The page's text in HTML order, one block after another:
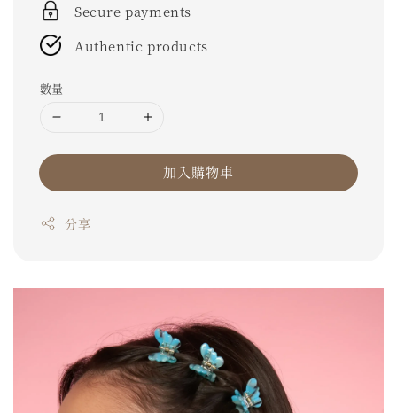
Secure payments
Authentic products
數量
加入購物車
分享